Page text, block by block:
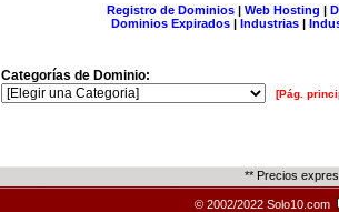
Registro de Dominios| Web Hosting |
Dominios Expirados | Industrias |
Categorías de Dominio:
[Pág.
** Precios
© 2002/2022 Solo10.com